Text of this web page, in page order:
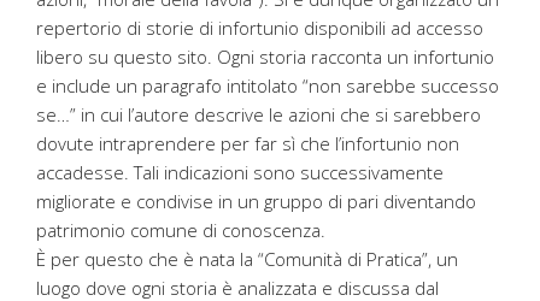
repertorio di storie di infortunio disponibili ad accesso
libero su questo sito. Ogni storia racconta un infortunio
e include un paragrafo intitolato “non sarebbe successo
se…” in cui l’autore descrive le azioni che si sarebbero
dovute intraprendere per far sì che l’infortunio non
accadesse. Tali indicazioni sono successivamente
migliorate e condivise in un gruppo di pari diventando
patrimonio comune di conoscenza.
È per questo che è nata la “Comunità di Pratica”, un
luogo dove ogni storia è analizzata e discussa dal